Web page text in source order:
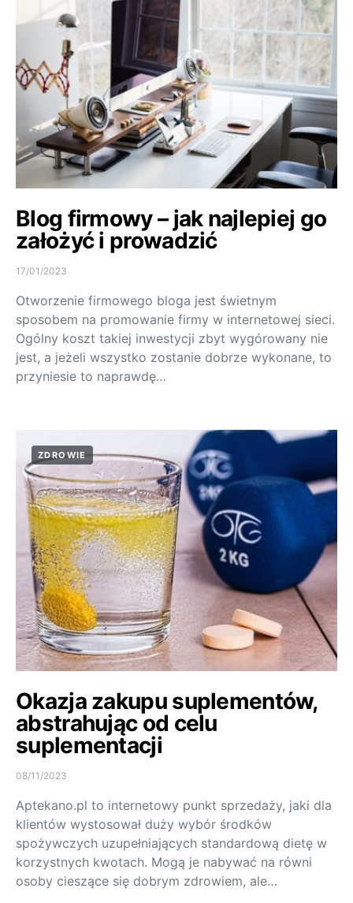
Blog firmowy – jak najlepiej go
założyć i prowadzić
17/01/2023
Otworzenie firmowego bloga jest świetnym
sposobem na promowanie firmy w internetowej sieci.
Ogólny koszt takiej inwestycji zbyt wygórowany nie
jest, a jeżeli wszystko zostanie dobrze wykonane, to
przyniesie to naprawdę…
ZDROWIE
Okazja zakupu suplementów,
abstrahując od celu
suplementacji
08/11/2023
Aptekano.pl to internetowy punkt sprzedaży, jaki dla
klientów wystosował duży wybór środków
spożywczych uzupełniających standardową dietę w
korzystnych kwotach. Mogą je nabywać na równi
osoby cieszące się dobrym zdrowiem, ale…